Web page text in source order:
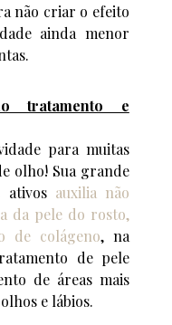
não criar o efeito
ainda menor
tratamento e
para muitas
olho! Sua grande
ativos auxilia não
da pele do rosto,
de colágeno, na
de pele
de áreas mais
e lábios.